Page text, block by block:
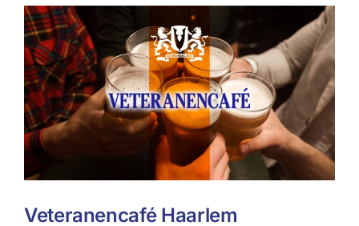
Veteranencafé Haarlem